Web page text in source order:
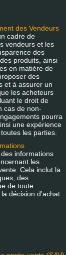
des Vendeurs
cadre de
vendeurs et les
des
produits, ainsi
en matière de
des
et à assurer un
les acheteurs
le droit de
cas de non-
pourra
une expérience
les parties.
informations
les
Cela inclut la
des
de toute
décision d'achat